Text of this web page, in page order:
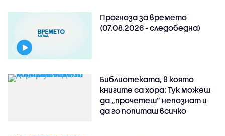
Прогноза за времето
(07.08.2026 - следобедна)
Библиотеката, в която
книгите са хора: Тук можеш
да „прочетеш“ непознат и
да го попиташ всичко